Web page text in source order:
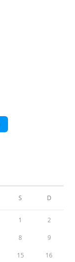
S D
1 2
8 9
15 16